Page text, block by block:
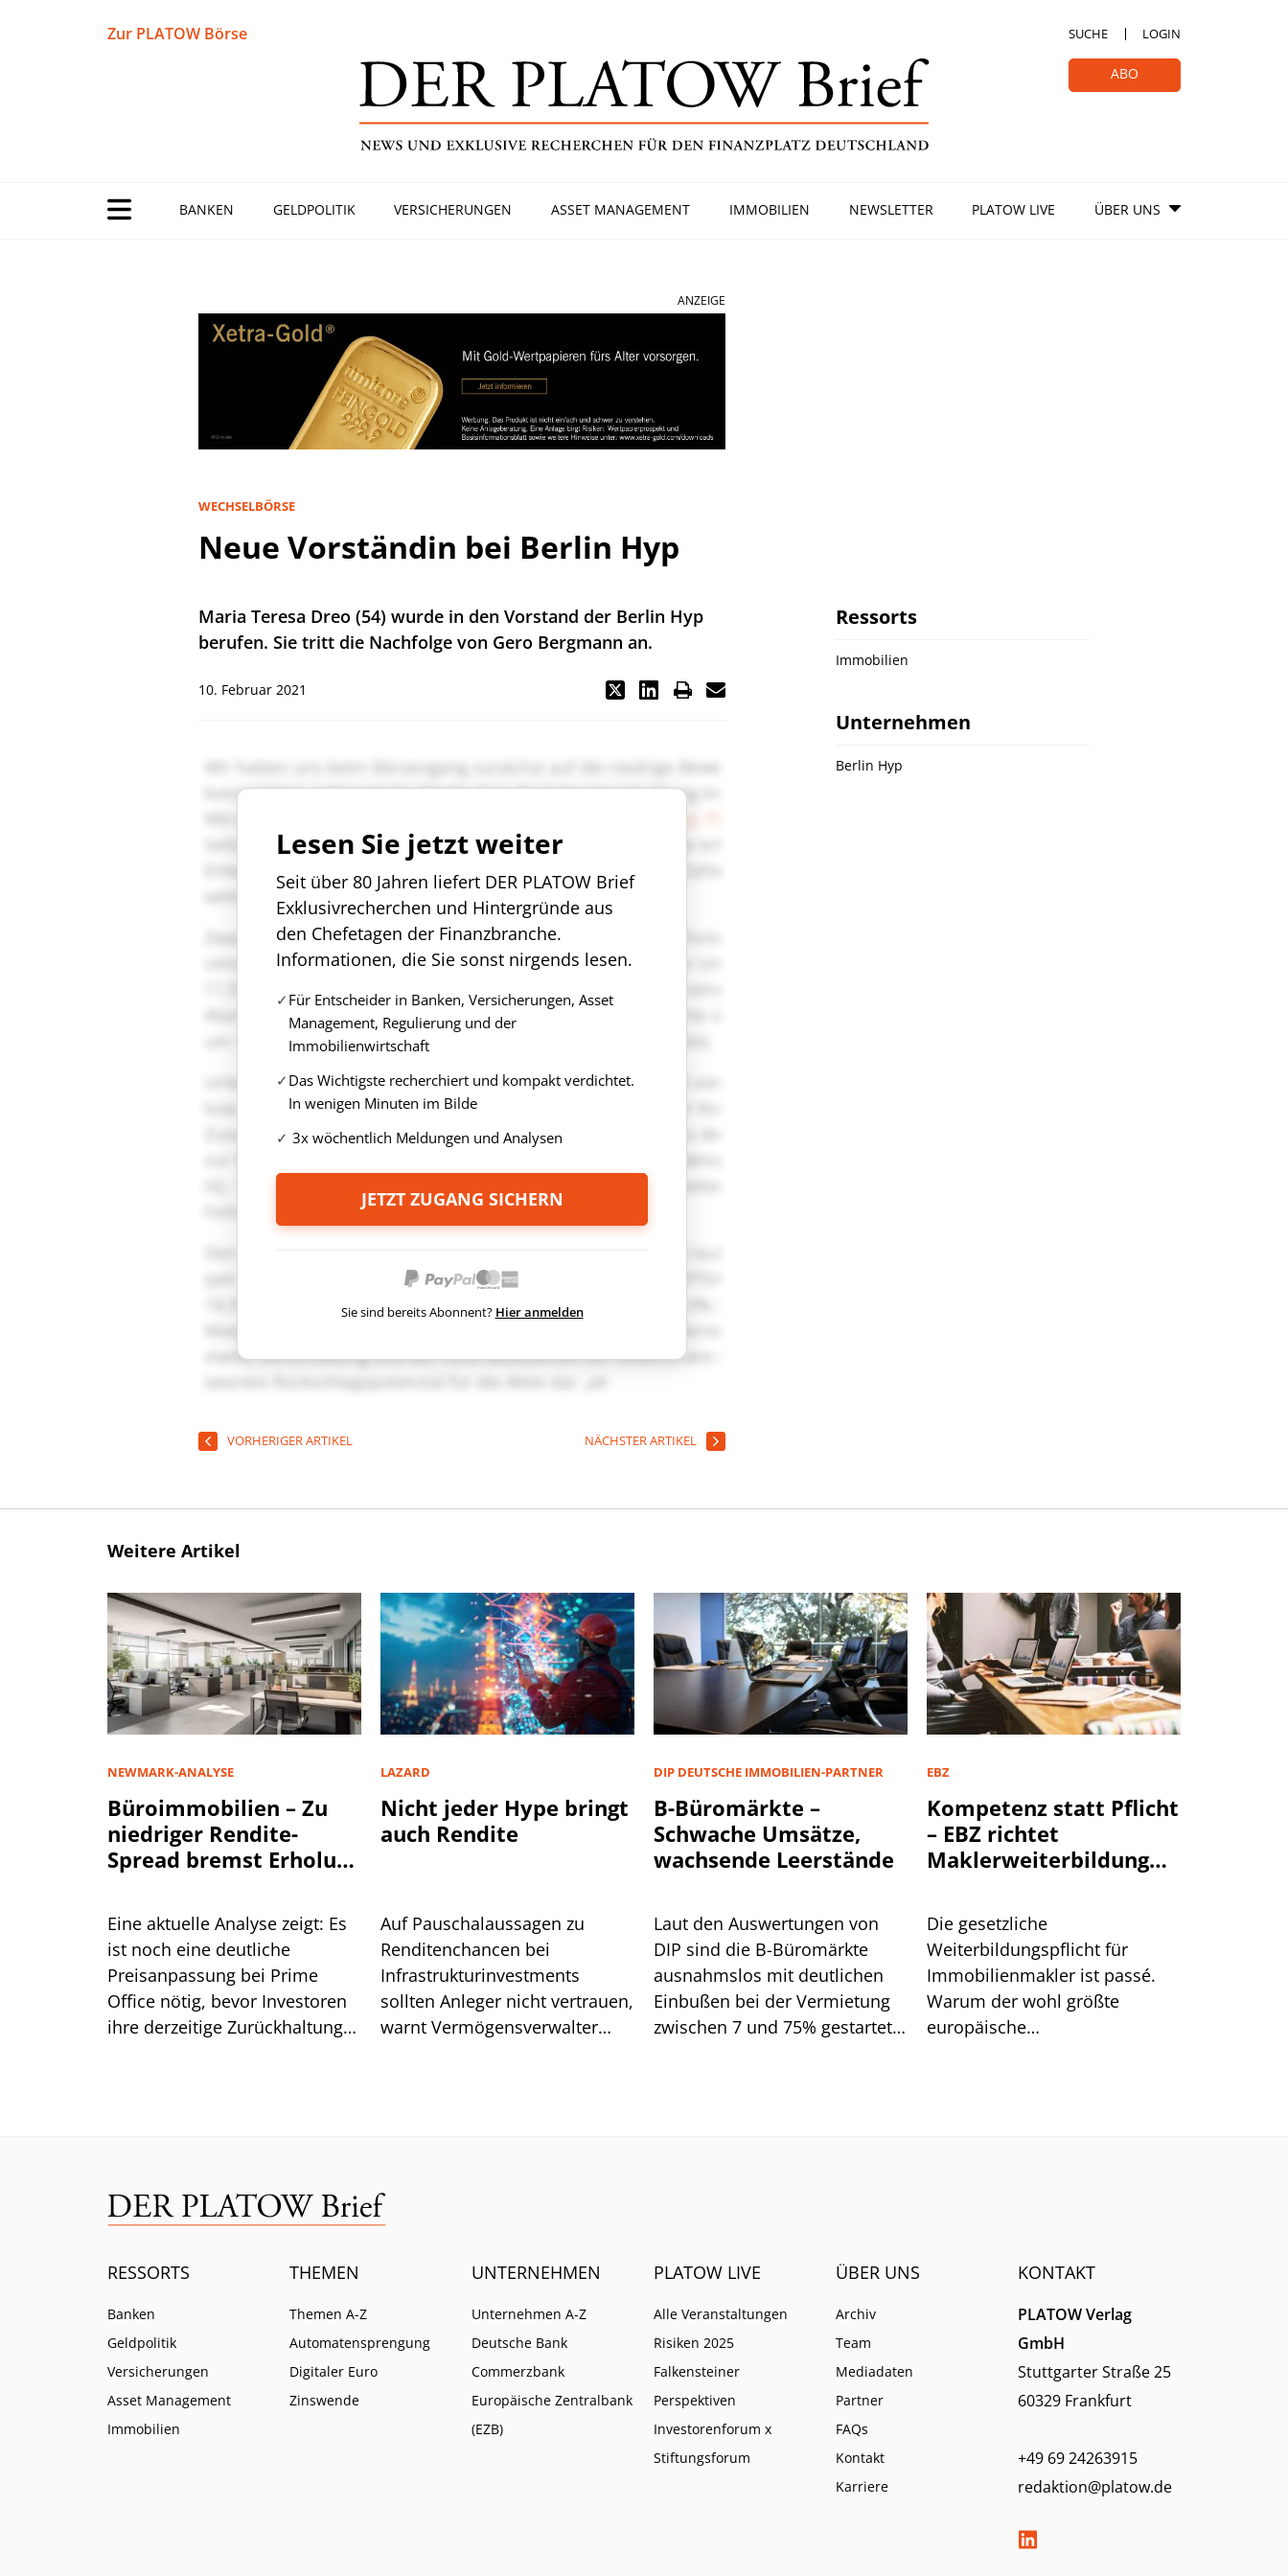
Zur PLATOW Börse SUCHE LOGIN
ABO
BANKEN GELDPOLITIK VERSICHERUNGEN ASSET MANAGEMENT IMMOBILIEN NEWSLETTER PLATOW LIVE ÜBER UNS
ANZEIGE
WECHSELBÖRSE
Neue Vorständin bei Berlin Hyp
Maria Teresa Dreo (54) wurde in den Vorstand der Berlin Hyp
berufen. Sie tritt die Nachfolge von Gero Bergmann an.
10. Februar 2021
Lesen Sie jetzt weiter
Seit über 80 Jahren liefert DER PLATOW Brief
Exklusivrecherchen und Hintergründe aus
den Chefetagen der Finanzbranche.
Informationen, die Sie sonst nirgends lesen.
Für Entscheider in Banken, Versicherungen, Asset
Management, Regulierung und der
Immobilienwirtschaft
Das Wichtigste recherchiert und kompakt verdichtet.
In wenigen Minuten im Bilde
3x wöchentlich Meldungen und Analysen
JETZT ZUGANG SICHERN
Sie sind bereits Abonnent? Hier anmelden
VORHERIGER ARTIKEL NÄCHSTER ARTIKEL
Ressorts
Immobilien
Unternehmen
Berlin Hyp
Weitere Artikel
NEWMARK-ANALYSE
Büroimmobilien – Zu
niedriger Rendite-
Spread bremst Erholung
Eine aktuelle Analyse zeigt: Es
ist noch eine deutliche
Preisanpassung bei Prime
Office nötig, bevor Investoren
ihre derzeitige Zurückhaltung
LAZARD
Nicht jeder Hype bringt
auch Rendite
Auf Pauschalaussagen zu
Renditenchancen bei
Infrastrukturinvestments
sollten Anleger nicht vertrauen,
warnt Vermögensverwalter
DIP DEUTSCHE IMMOBILIEN-PARTNER
B-Büromärkte –
Schwache Umsätze,
wachsende Leerstände
Laut den Auswertungen von
DIP sind die B-Büromärkte
ausnahmslos mit deutlichen
Einbußen bei der Vermietung
zwischen 7 und 75% gestartet.
EBZ
Kompetenz statt Pflicht
– EBZ richtet
Maklerweiterbildung
Die gesetzliche
Weiterbildungspflicht für
Immobilienmakler ist passé.
Warum der wohl größte
europäische
RESSORTS
Banken
Geldpolitik
Versicherungen
Asset Management
Immobilien
THEMEN
Themen A-Z
Automatensprengung
Digitaler Euro
Zinswende
UNTERNEHMEN
Unternehmen A-Z
Deutsche Bank
Commerzbank
Europäische Zentralbank
(EZB)
PLATOW LIVE
Alle Veranstaltungen
Risiken 2025
Falkensteiner
Perspektiven
Investorenforum x
Stiftungsforum
ÜBER UNS
Archiv
Team
Mediadaten
Partner
FAQs
Kontakt
Karriere
KONTAKT
PLATOW Verlag
GmbH
Stuttgarter Straße 25
60329 Frankfurt
+49 69 24263915
redaktion@platow.de